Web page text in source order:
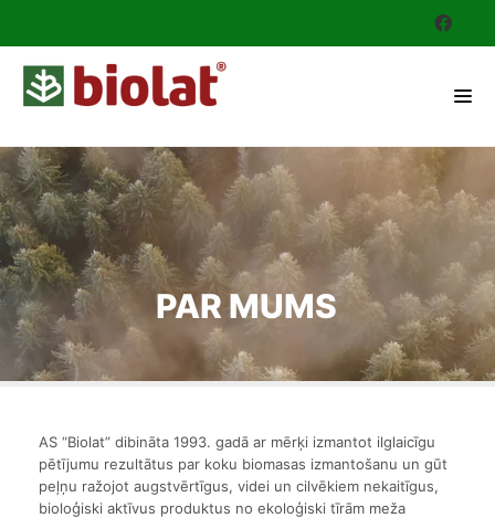
PAR MUMS
AS “Biolat” dibināta 1993. gadā ar mērķi izmantot ilglaicīgu
pētījumu rezultātus par koku biomasas izmantošanu un gūt
peļņu ražojot augstvērtīgus, videi un cilvēkiem nekaitīgus,
bioloģiski aktīvus produktus no ekoloģiski tīrām meža